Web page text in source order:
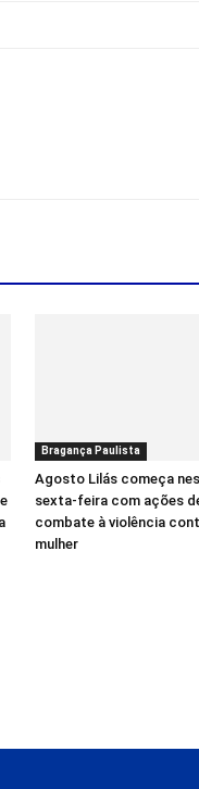
Bragança Paulista
Agosto Lilás começa
sexta-feira com ações
combate à violência
mulher